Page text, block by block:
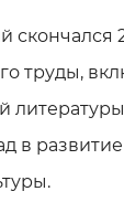
скончался
труды,
в